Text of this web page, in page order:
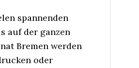
spannenden
auf der ganzen
Bremen werden
oder